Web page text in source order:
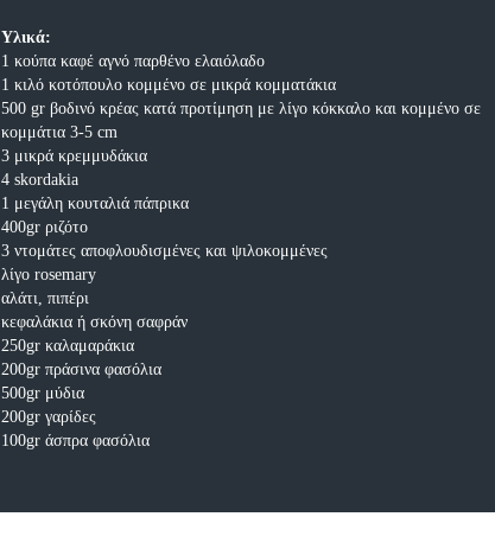
Υλικά:
1 κούπα καφέ αγνό παρθένο ελαιόλαδο
1 κιλό κοτόπουλο κομμένο σε μικρά κομματάκια
500 gr βοδινό κρέας κατά προτίμηση με λίγο κόκκαλο και κομμένο σε
κομμάτια 3-5 cm
3 μικρά κρεμμυδάκια
4 skordakia
1 μεγάλη κουταλιά πάπρικα
400gr ριζότο
3 ντομάτες αποφλουδισμένες και ψιλοκομμένες
λίγο rosemary
αλάτι, πιπέρι
κεφαλάκια ή σκόνη σαφράν
250gr καλαμαράκια
200gr πράσινα φασόλια
500gr μύδια
200gr γαρίδες
100gr άσπρα φασόλια